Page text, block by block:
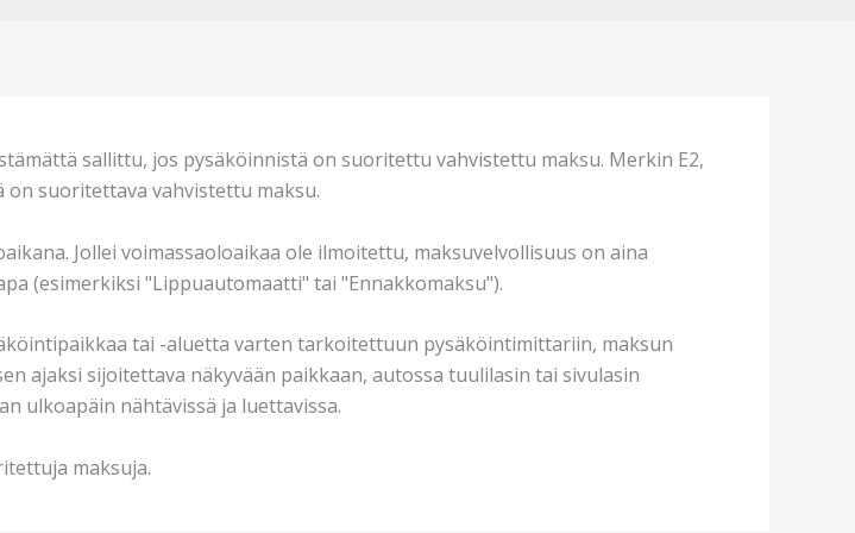
sallittu, jos pysäköinnistä on suoritettu vahvistettu maksu. Merkin E2,
on suoritettava vahvistettu maksu.
Jollei voimassaoloaikaa ole ilmoitettu, maksuvelvollisuus on aina
(esimerkiksi "Lippuautomaatti" tai "Ennakkomaksu").
tai -aluetta varten tarkoitettuun pysäköintimittariin, maksun
ajaksi sijoitettava näkyvään paikkaan, autossa tuulilasin tai sivulasin
ulkoapäin nähtävissä ja luettavissa.
maksuja.